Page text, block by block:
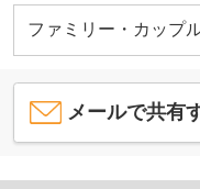
ファミリー・カップ
メールで共有